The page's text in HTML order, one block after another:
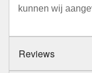
kunnen wij
Reviews